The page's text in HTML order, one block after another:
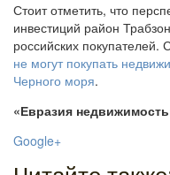
Стоит отметить, что
инвестиций район
российских покупателей.
не могут покупать
Черного моря.
«Евразия
Google+